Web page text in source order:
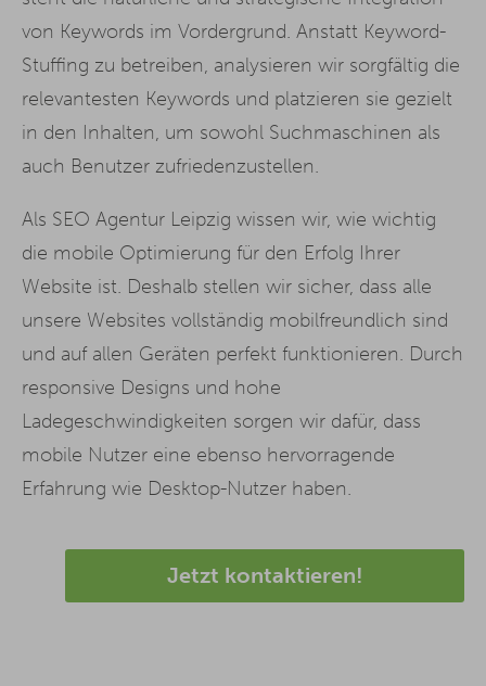
von Keywords im Vordergrund. Anstatt Keyword-
Stuffing zu betreiben, analysieren wir sorgfältig die
relevantesten Keywords und platzieren sie gezielt
in den Inhalten, um sowohl Suchmaschinen als
auch Benutzer zufriedenzustellen.
Als SEO Agentur Leipzig wissen wir, wie wichtig
die mobile Optimierung für den Erfolg Ihrer
Website ist. Deshalb stellen wir sicher, dass alle
unsere Websites vollständig mobilfreundlich sind
und auf allen Geräten perfekt funktionieren. Durch
responsive Designs und hohe
Ladegeschwindigkeiten sorgen wir dafür, dass
mobile Nutzer eine ebenso hervorragende
Erfahrung wie Desktop-Nutzer haben.
Jetzt kontaktieren!